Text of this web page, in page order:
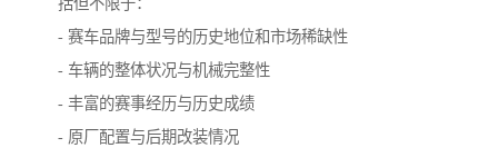
括但不限于：
- 赛车品牌与型号的历史地位和市场稀缺性
- 车辆的整体状况与机械完整性
- 丰富的赛事经历与历史成绩
- 原厂配置与后期改装情况